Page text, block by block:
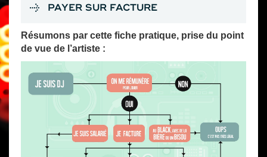
PAYER SUR FACTURE
Résumons par cette fiche pratique, prise du point
de vue de l’artiste :